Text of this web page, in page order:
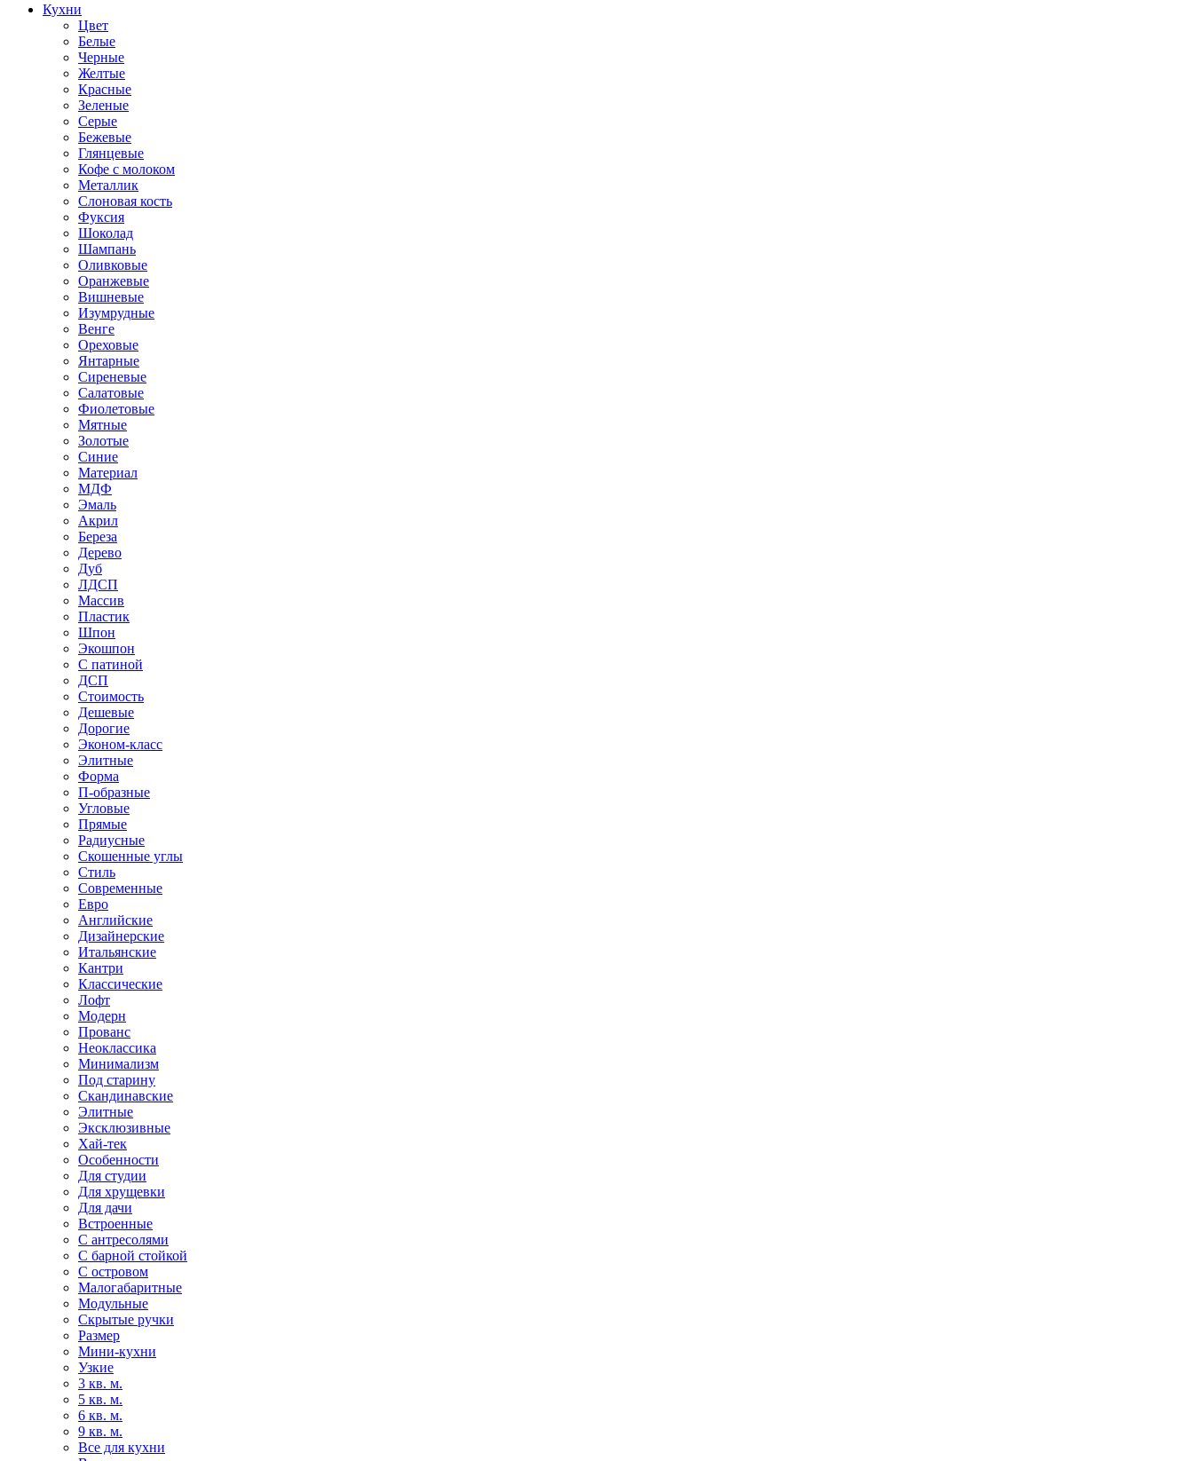
Кухни
Цвет
Белые
Черные
Желтые
Красные
Зеленые
Серые
Бежевые
Глянцевые
Кофе с молоком
Металлик
Слоновая кость
Фуксия
Шоколад
Шампань
Оливковые
Оранжевые
Вишневые
Изумрудные
Венге
Ореховые
Янтарные
Сиреневые
Салатовые
Фиолетовые
Мятные
Золотые
Синие
Материал
МДФ
Эмаль
Акрил
Береза
Дерево
Дуб
ЛДСП
Массив
Пластик
Шпон
Экошпон
С патиной
ДСП
Стоимость
Дешевые
Дорогие
Эконом-класс
Элитные
Форма
П-образные
Угловые
Прямые
Радиусные
Скошенные углы
Стиль
Современные
Евро
Английские
Дизайнерские
Итальянские
Кантри
Классические
Лофт
Модерн
Прованс
Неоклассика
Минимализм
Под старину
Скандинавские
Элитные
Эксклюзивные
Хай-тек
Особенности
Для студии
Для хрущевки
Для дачи
Встроенные
С антресолями
С барной стойкой
С островом
Малогабаритные
Модульные
Скрытые ручки
Размер
Мини-кухни
Узкие
3 кв. м.
5 кв. м.
6 кв. м.
9 кв. м.
Все для кухни